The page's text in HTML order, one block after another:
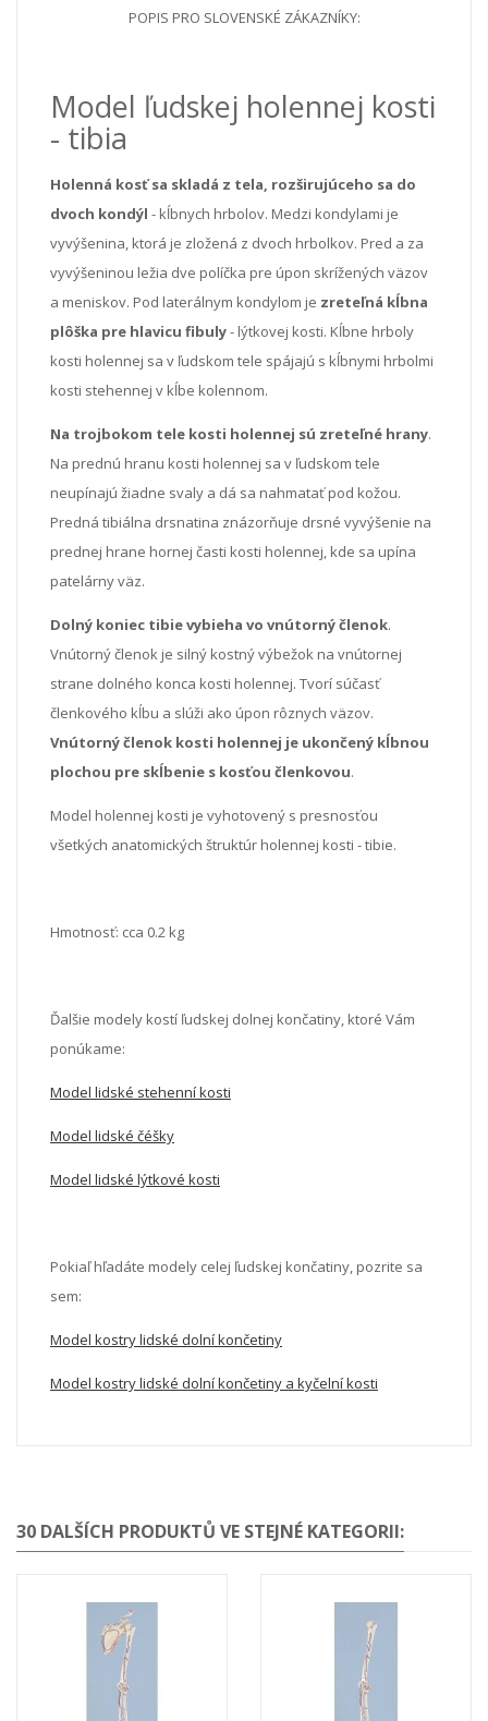
POPIS PRO SLOVENSKÉ ZÁKAZNÍKY:
Model ľudskej holennej kosti
- tibia
Holenná kosť sa skladá z tela, rozširujúceho sa do
dvoch kondýl - kĺbnych hrbolov. Medzi kondylami je
vyvýšenina, ktorá je zložená z dvoch hrbolkov. Pred a za
vyvýšeninou ležia dve políčka pre úpon skrížených väzov
a meniskov. Pod laterálnym kondylom je zreteľná kĺbna
plôška pre hlavicu fibuly- lýtkovej kosti. Kĺbne hrboly
kosti holennej sa v ľudskom tele spájajú s kĺbnymi hrbolmi
kosti stehennej v kĺbe kolennom.
Na trojbokom tele kosti holennej sú zreteľné hrany.
Na prednú hranu kosti holennej sa v ľudskom tele
neupínajú žiadne svaly a dá sa nahmatať pod kožou.
Predná tibiálna drsnatina znázorňuje drsné vyvýšenie na
prednej hrane hornej časti kosti holennej, kde sa upína
patelárny väz.
Dolný koniec tibie vybieha vo vnútorný členok.
Vnútorný členok je silný kostný výbežok na vnútornej
strane dolného konca kosti holennej. Tvorí súčasť
členkového kĺbu a slúži ako úpon rôznych väzov.
Vnútorný členok kosti holennej je ukončený kĺbnou
plochou pre skĺbenie s kosťou členkovou.
Model holennej kosti je vyhotovený s presnosťou
všetkých anatomických štruktúr holennej kosti - tibie.
Hmotnosť: cca 0.2 kg
Ďalšie modely kostí ľudskej dolnej končatiny, ktoré Vám
ponúkame:
Model lidské stehenní kosti
Model lidské čéšky
Model lidské lýtkové kosti
Pokiaľ hľadáte modely celej ľudskej končatiny, pozrite sa
sem:
Model kostry lidské dolní končetiny
Model kostry lidské dolní končetiny a kyčelní kosti
30 DALŠÍCH PRODUKTŮ VE STEJNÉ KATEGORII: